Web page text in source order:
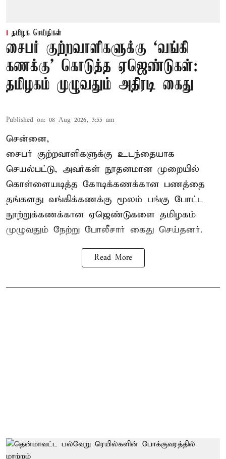
தமிழக செய்திகள்
சைபர் குற்றவாளிகளுக்கு ‘வங்கி
கணக்கு’ கொடுத்த ஏஜெண்டுகள்:
தமிழகம் முழுவதும் அதிரடி கைது
Published on: 08 Aug 2026, 3:55 am
சென்னை,
சைபர் குற்றவாளிகளுக்கு உடந்தையாக
செயல்பட்டு, அவர்கள் நூதனமான முறையில்
கொள்ளையடித்த கோடிக்கணக்கான பணத்தை
தங்களது வங்கிக்கணக்கு மூலம் பங்கு போட்ட
நூற்றுக்கணக்கான ஏஜெண்டுகளை தமிழகம்
முழுவதும் நேற்று போலீசார் கைது செய்தனர்.
Read More